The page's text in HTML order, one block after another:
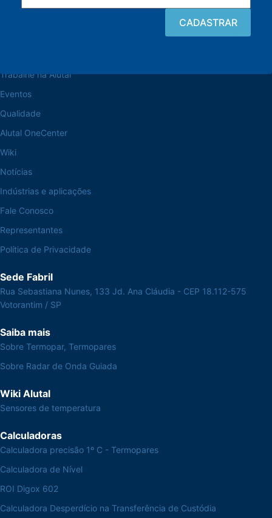
Trabalhe na Alutal
Eventos
Qualidade
Alutal OneCenter
Wiki
Notícias
Indústrias e aplicações
Fale Conosco
Representantes
Política de Privacidade
Sede Fabril
Rua Sebastiana Nunes, 133 Jd. Ana Cláudia - CEP 18.112-575
Votorantim / SP
Saiba mais
Sobre Termopar, Termopares
Sobre Radar de Onda Guiada
Wiki Alutal
Sensores de temperatura
Calculadoras
Calculadora precisão 1º C - Termopares
Calculadora de Nível
ROI Digox 602
Calculadora Desperdício na Transferência de Custódia